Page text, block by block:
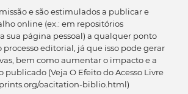
e são estimulados a publicar e
online (ex.: em repositórios
sua página pessoal) a qualquer ponto
editorial, já que isso pode gerar
bem como aumentar o impacto e a
publicado (Veja O Efeito do Acesso Livre
oacitation-biblio.html)